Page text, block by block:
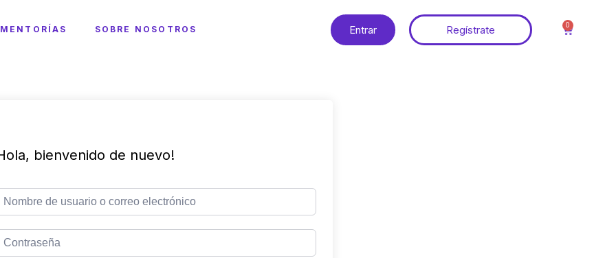
MENTORÍAS SOBRE NOSOTROS Entrar Regístrate 0
bienvenido de nuevo!